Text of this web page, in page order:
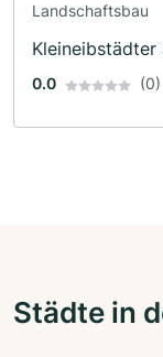
Landschaftsbau
Kleineibstädter
0.0 (0)
Städte in